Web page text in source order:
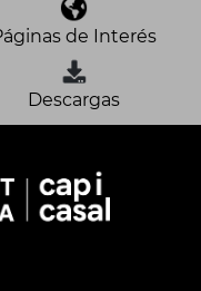
de Interés
Descargas